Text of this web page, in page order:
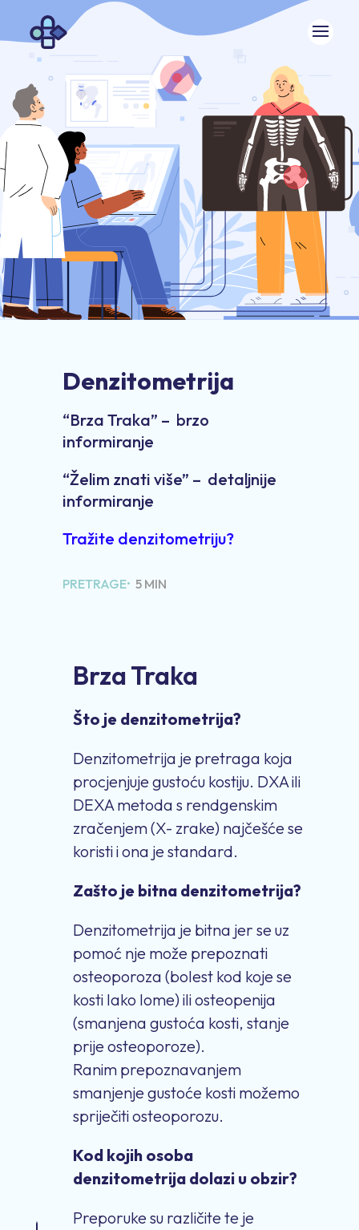
Denzitometrija
“Brza Traka” – brzo
informiranje
“Želim znati više” – detaljnije
informiranje
Tražite denzitometriju?
PRETRAGE• 5 MIN
Brza Traka
Što je denzitometrija?
Denzitometrija je pretraga koja
procjenjuje gustoću kostiju. DXA ili
DEXA metoda s rendgenskim
zračenjem (X- zrake) najčešće se
koristi i ona je standard.
Zašto je bitna denzitometrija?
Denzitometrija je bitna jer se uz
pomoć nje može prepoznati
osteoporoza (bolest kod koje se
kosti lako lome) ili osteopenija
(smanjena gustoća kosti, stanje
prije osteoporoze).
Ranim prepoznavanjem
smanjenje gustoće kosti možemo
spriječiti osteoporozu.
Kod kojih osoba
denzitometrija dolazi u obzir?
Preporuke su različite te je